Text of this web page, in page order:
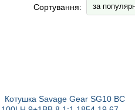
Сортування: за